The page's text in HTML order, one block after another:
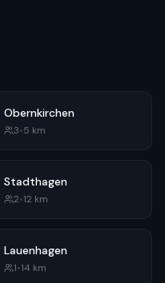
Obernkirchen
3•5 km
Stadthagen
2•12 km
Lauenhagen
1•14 km